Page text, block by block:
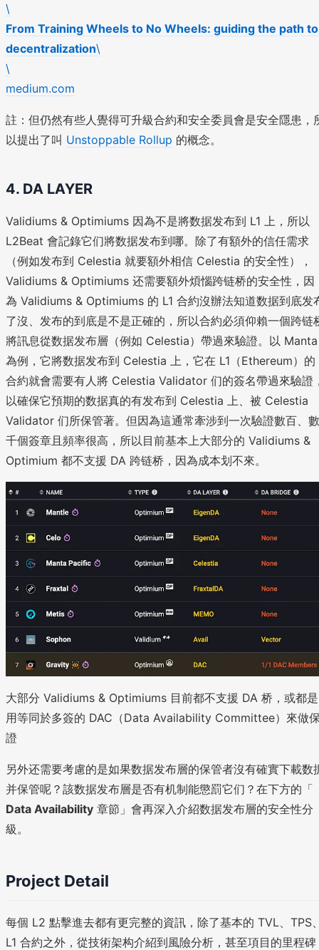
\
From Training Wheels to No Wheels: guiding the path to
decentralization\
\
medium.com
註：但仍然有些人覺得可升級合約和安全委員會是安全隱患，
以提出了叫 Unstoppable Rollup 的概念。
4. DA LAYER
Validiums & Optimiums 因為不是將数据发布到 L1 上，所以
L2Beat 會記錄它们將数据发布到哪。除了有額外的信任需求
（例如发布到 Celestia 就要額外相信 Celestia 的安全性），
Validiums & Optimiums 还需要額外煩惱跨链桥的安全性，因
為 Validiums & Optimiums 的 L1 合約沒辦法知道数据到底发
了沒、发布的到底是不是正確的，所以合約必須仰賴一個跨链
將訊息從数据发布層（例如 Celestia）帶過來驗證。以 Manta
為例，它將数据发布到 Celestia 上，它在 L1（Ethereum）的
合約就會需要有人將 Celestia Validator 们的簽名帶過來驗證
以確保它預期的数据真的有发布到 Celestia 上、被 Celestia
Validator 们所保管著。但因為這通常牽涉到一次驗證數百、數
千個簽章且頻率很高，所以目前基本上大部分的 Validiums &
Optimium 都不支援 DA 跨链桥，因為成本划不來。
大部分 Validiums & Optimiums 目前都不支援 DA 桥，或都是
用等同於多簽的 DAC（Data Availability Committee）來做
證
另外还需要考慮的是如果数据发布層的保管者沒有確實下載数
并保管呢？該数据发布層是否有机制能懲罰它们？在下方的「
Data Availability 章節」會再深入介紹数据发布層的安全性分
級。
Project Detail
每個 L2 點擊進去都有更完整的資訊，除了基本的 TVL、TPS
L1 合約之外，從技術架构介紹到風險分析，甚至項目的里程碑